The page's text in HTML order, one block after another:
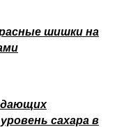
шишки на
сахара в